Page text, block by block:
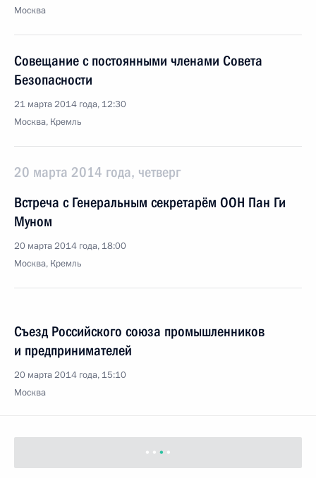
Москва
Совещание с постоянными членами Совета
Безопасности
21 марта 2014 года, 12:30
Москва, Кремль
20 марта 2014 года, четверг
Встреча с Генеральным секретарём ООН Пан Ги
Муном
20 марта 2014 года, 18:00
Москва, Кремль
Съезд Российского союза промышленников
и предпринимателей
20 марта 2014 года, 15:10
Москва